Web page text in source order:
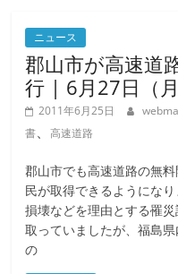
ニュース
郡山市が高速道
行 | 6月27日（
2011年6月25日
書、高速道路
郡山市でも高速道路の無
民が取得できるようにな
損壊などを理由とする罹
取っていましたが、福島
の